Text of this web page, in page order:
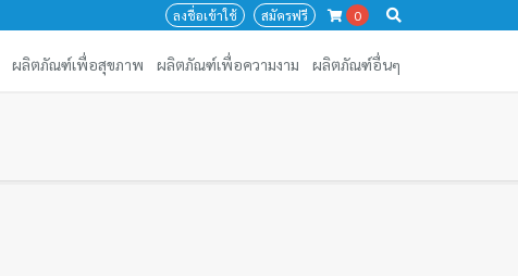
0
ลงชื่อเข้าใช้ สมัครฟรี
ผลิตภัณฑ์เพื่อสุขภาพ ผลิตภัณฑ์เพื่อความงาม ผลิตภัณฑ์อื่นๆ